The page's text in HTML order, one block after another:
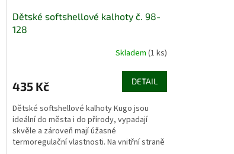
Dětské softshellové kalhoty č. 98-
128
Skladem (1 ks)
435 Kč DETAIL
Dětské softshellové kalhoty Kugo jsou
ideální do města i do přírody, vypadají
skvěle a zároveň mají úžasné
termoregulační vlastnosti. Na vnitřní straně